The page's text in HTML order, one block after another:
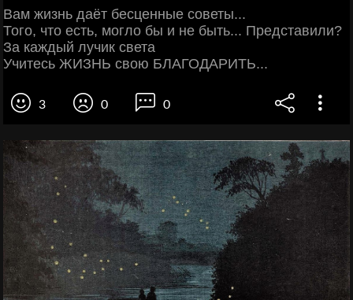
Вам жизнь даёт бесценные советы...
Того, что есть, могло бы и не быть... Представили?
За каждый лучик света
Учитесь ЖИЗНЬ свою БЛАГОДАРИТЬ...
3 0 0